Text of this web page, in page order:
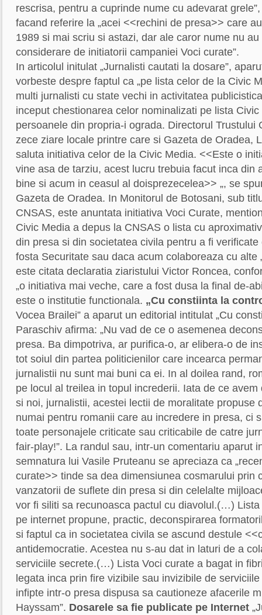
rescrisa, pentru a cuprinde nume cu adevarat
facand referire la „acei <<rechini de presa>> care
1989 si mai scriu si astazi, dar ale caror nume nu
considerare de initiatorii campaniei Voci curate”.
In articolul initulat „Jurnalisti cautati la dosare”,
vorbeste despre faptul ca „pe lista celor de la Civic
multi jurnalisti cu state vechi in activitatea
inceput chestionarea celor nominalizati pe lista
persoanele din propria-i ograda. Directorul Trustului
zece ziare locale printre care si Gazeta de Oradea,
saluta initiativa celor de la Civic Media. <<Este o
vine asa de tarziu, acest lucru trebuia facut inca din
bine si acum in ceasul al doisprezecelea>> „, se
Gazeta de Oradea. In Monitorul de Botosani, sub
CNSAS, este anuntata initiativa Voci Curate,
Civic Media a depus la CNSAS o lista cu
din presa si din societatea civila pentru a fi
fosta Securitate sau daca acum colaboreaza cu alte
este citata declaratia ziaristului Victor Roncea,
„o initiativa mai veche, care a fost dusa la final de-
este o institutie functionala. „Cu constiinta la
Vocea Brailei” a aparut un editorial intitulat „Cu
Paraschiv afirma: „Nu vad de ce o asemenea
presa. Ba dimpotriva, ar purifica-o, ar elibera-o de
tot soiul din partea politicienilor care incearca
jurnalistii nu sunt mai buni ca ei. In al doilea rand,
pe locul al treilea in topul increderii. Iata de ce
si noi, jurnalistii, acestei lectii de moralitate propuse
numai pentru romanii care au incredere in presa, ci
toate personajele criticate sau criticabile de catre
fair-play!”. La randul sau, intr-un comentariu aparut
semnatura lui Vasile Pruteanu se apreciaza ca
curate>> tinde sa dea dimensiunea cosmarului prin
vanzatorii de suflete din presa si din celelalte
vor fi siliti sa recunoasca pactul cu diavolul.(…)
pe internet propune, practic, deconspirarea
si faptul ca in societatea civila se ascund destule
antidemocratie. Acestea nu s-au dat in laturi de a
serviciile secrete.(…) Lista Voci curate a bagat in
legata inca prin fire vizibile sau invizibile de
infipte intr-o presa dispusa sa cautioneze afacerile
Hayssam”. Dosarele sa fie publicate pe Internet